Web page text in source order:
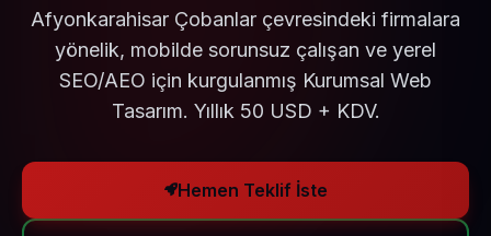
Afyonkarahisar Çobanlar çevresindeki firmalara
yönelik, mobilde sorunsuz çalışan ve yerel
SEO/AEO için kurgulanmış Kurumsal Web
Tasarım. Yıllık 50 USD + KDV.
Hemen Teklif İste